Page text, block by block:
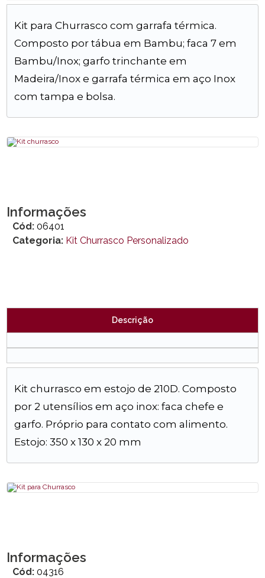
Kit para Churrasco com garrafa térmica.
Composto por tábua em Bambu; faca 7 em
Bambu/Inox; garfo trinchante em
Madeira/Inox e garrafa térmica em aço Inox
com tampa e bolsa.
Informações
Cód: 06401
Categoria: Kit Churrasco Personalizado
Descrição
Kit churrasco em estojo de 210D. Composto
por 2 utensílios em aço inox: faca chefe e
garfo. Próprio para contato com alimento.
Estojo: 350 x 130 x 20 mm
Informações
Cód: 04316